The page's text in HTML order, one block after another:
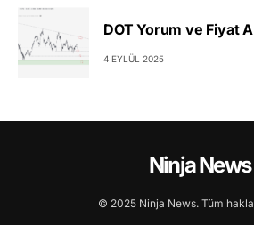
DOT Yorum ve Fiyat
4 EYLÜL 2025
Ninja News
© 2025 Ninja News. Tüm